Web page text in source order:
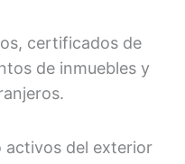
certificados de
de inmuebles y
activos del exterior